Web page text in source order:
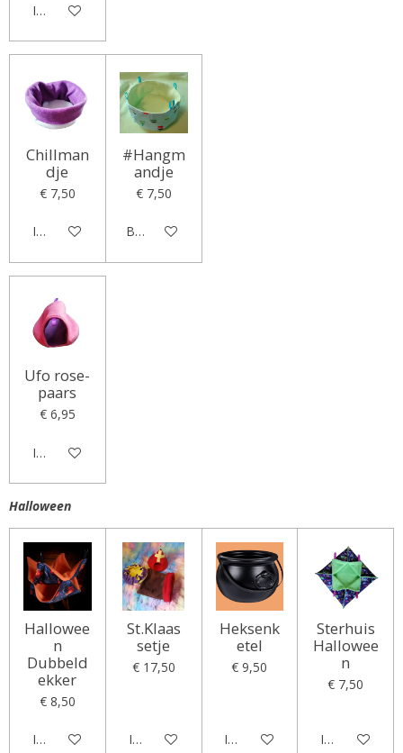
In winkelwagen
Chillman
dje
€ 7,50
In winkelwagen
#Hangm
andje
€ 7,50
Bekijk details
Ufo rose-
paars
€ 6,95
In winkelwagen
Halloween
Hallowee
n
Dubbeld
ekker
€ 8,50
In winkelwagen
St.Klaas
setje
€ 17,50
In winkelwagen
Heksenk
etel
€ 9,50
In winkelwagen
Sterhuis
Hallowee
n
€ 7,50
In